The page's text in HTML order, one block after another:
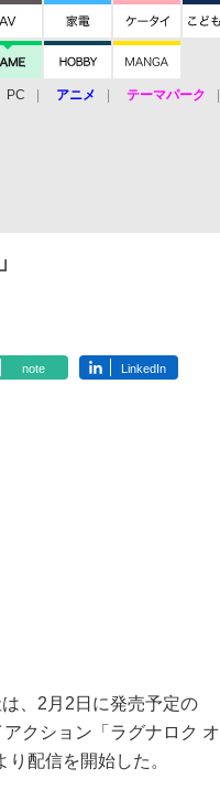
PC アニメ テーマパーク
note LinkedIn
、2月2日に発売予定の
クション「ラグナロク オ
配信を開始した。